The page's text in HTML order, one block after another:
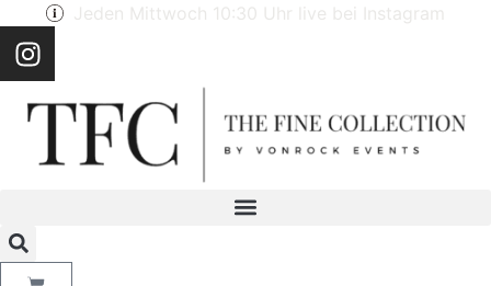
Jeden Mittwoch 10:30 Uhr live bei Instagram